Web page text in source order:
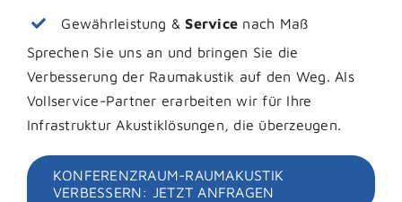
Gewährleistung &Service nach Maß
Sprechen Sie uns an und bringen Sie die
Verbesserung der Raumakustik auf den Weg. Als
Vollservice-Partner erarbeiten wir für Ihre
Infrastruktur Akustiklösungen, die überzeugen.
KONFERENZRAUM-RAUMAKUSTIK
VERBESSERN: JETZT ANFRAGEN